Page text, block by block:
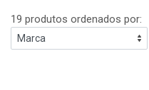
19 produtos ordenados por: